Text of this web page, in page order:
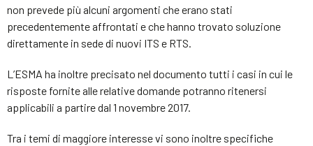
non prevede più alcuni argomenti che erano stati
precedentemente affrontati e che hanno trovato soluzione
direttamente in sede di nuovi ITS e RTS.
L’ESMA ha inoltre precisato nel documento tutti i casi in cui le
risposte fornite alle relative domande potranno ritenersi
applicabili a partire dal 1 novembre 2017.
Tra i temi di maggiore interesse vi sono inoltre specifiche